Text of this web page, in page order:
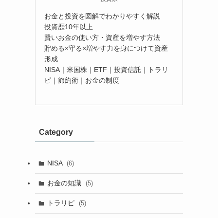
お金と投資を図解でわかりやすく解説
投資歴10年以上
賢いお金の使い方・資産を増やす方法
貯める×守る×増やす力を身につけて資産
形成
NISA｜米国株｜ETF｜投資信託｜トラリ
ピ｜節約術｜お金の制度
Category
NISA (6)
お金の知識 (5)
トラリピ (5)